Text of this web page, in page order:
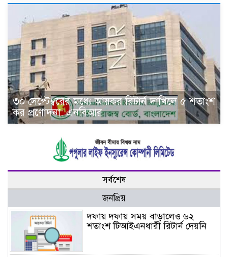
৩০ সেপ্টেম্বরের মধ্যে আয়কর রিটার্ন দাখিলে ৫ শতাংশ
কর প্রণোদনা: এনবিআর
সর্বশেষ
জনপ্রিয়
দফায় দফায় সময় বাড়ালেও ৬২
শতাংশ টিআইএনধারী রিটার্ন দেয়নি